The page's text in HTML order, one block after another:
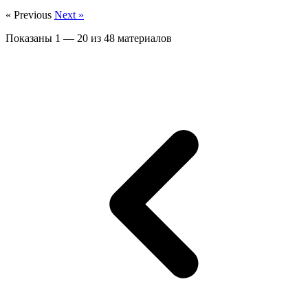
« Previous Next »
Показаны 1 — 20 из 48 материалов